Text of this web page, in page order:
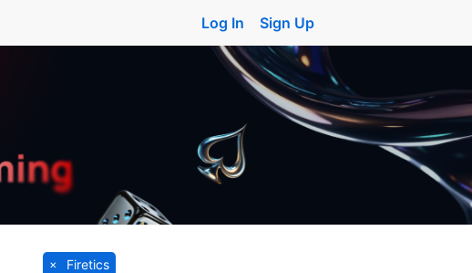
Log In Sign Up
Firetics